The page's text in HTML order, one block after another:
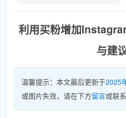
利用买粉增加
与建
温馨提示：本文最后更新于2025
或图片失效，请在下方留言或联